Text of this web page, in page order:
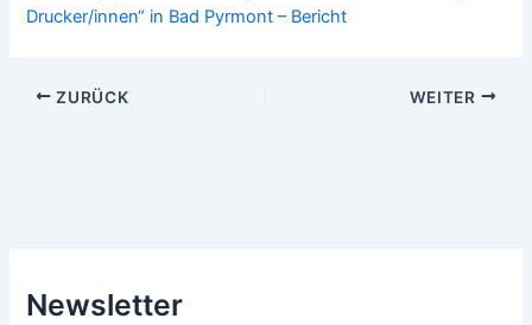
Drucker/innen“ in Bad Pyrmont – Bericht
ZURÜCK WEITER
Newsletter